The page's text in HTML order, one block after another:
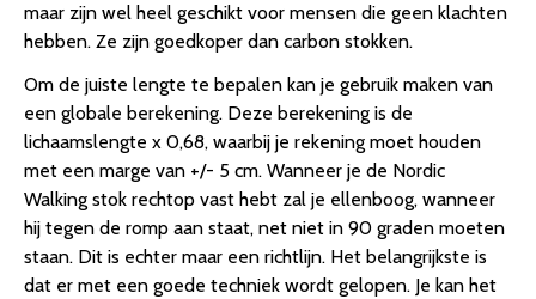
maar zijn wel heel geschikt voor mensen die geen klachten
hebben. Ze zijn goedkoper dan carbon stokken.
Om de juiste lengte te bepalen kan je gebruik maken van
een globale berekening. Deze berekening is de
lichaamslengte x 0,68, waarbij je rekening moet houden
met een marge van +/- 5 cm. Wanneer je de Nordic
Walking stok rechtop vast hebt zal je ellenboog, wanneer
hij tegen de romp aan staat, net niet in 90 graden moeten
staan. Dit is echter maar een richtlijn. Het belangrijkste is
dat er met een goede techniek wordt gelopen. Je kan het